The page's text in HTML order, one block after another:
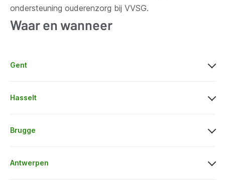
ondersteuning ouderenzorg bij VVSG.
Waar en wanneer
Gent
Hasselt
Brugge
Antwerpen